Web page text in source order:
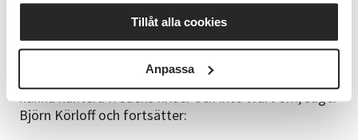
Tillåt alla cookies
Anpassa
användas vid fredstida kriser.
– Det som vi bygger upp för att kun­na hantera krig
ger oss också möjlighet att nyttja vid kriser i
fredstid. Krigets förmåga ger oss möjlighet att
kunna hantera fredens kriser och inte tvärt om, säger
Björn Körloff och fortsätter: